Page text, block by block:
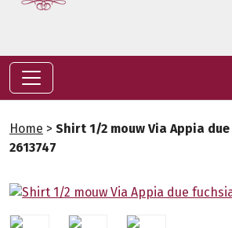
Home > Shirt 1/2 mouw Via Appia
2613747